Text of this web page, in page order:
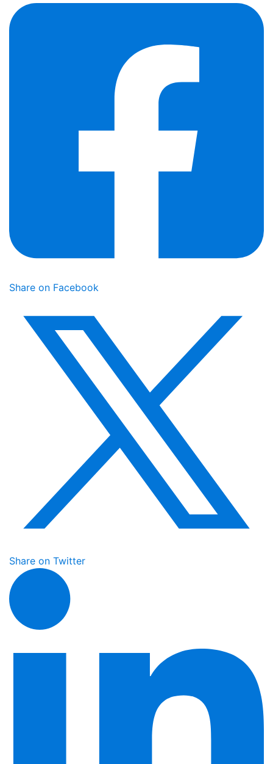
Share on Facebook
Share on Twitter